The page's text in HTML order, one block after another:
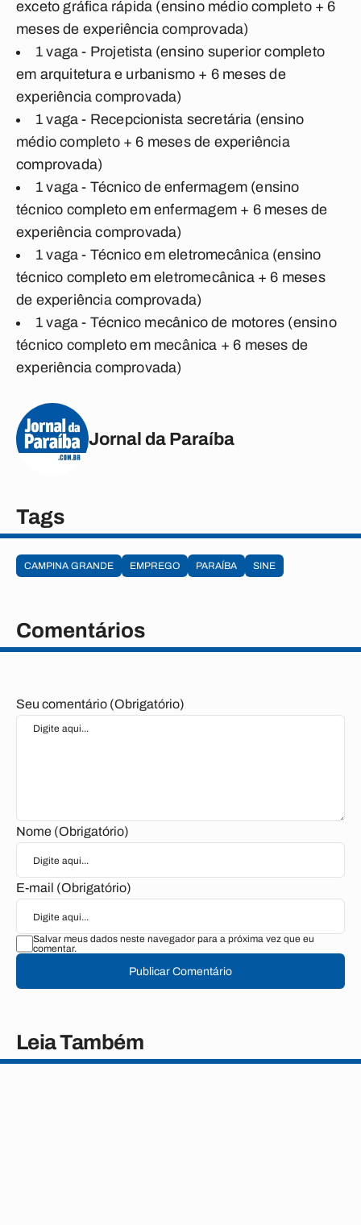
exceto gráfica rápida (ensino médio completo + 6
meses de experiência comprovada)
1 vaga - Projetista (ensino superior completo
em arquitetura e urbanismo + 6 meses de
experiência comprovada)
1 vaga - Recepcionista secretária (ensino
médio completo + 6 meses de experiência
comprovada)
1 vaga - Técnico de enfermagem (ensino
técnico completo em enfermagem + 6 meses de
experiência comprovada)
1 vaga - Técnico em eletromecânica (ensino
técnico completo em eletromecânica + 6 meses
de experiência comprovada)
1 vaga - Técnico mecânico de motores (ensino
técnico completo em mecânica + 6 meses de
experiência comprovada)
Jornal da Paraíba
Tags
CAMPINA GRANDE EMPREGO PARAÍBA SINE
Comentários
Seu comentário (Obrigatório)
Nome (Obrigatório)
E-mail (Obrigatório)
Salvar meus dados neste navegador para a próxima vez que eu
comentar.
Publicar Comentário
Leia Também